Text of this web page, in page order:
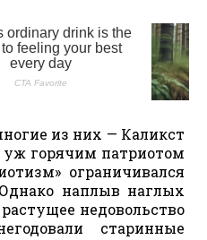
из них — Каликст
горячим патриотом
ограничивался
наплыв наглых
недовольство
старинные